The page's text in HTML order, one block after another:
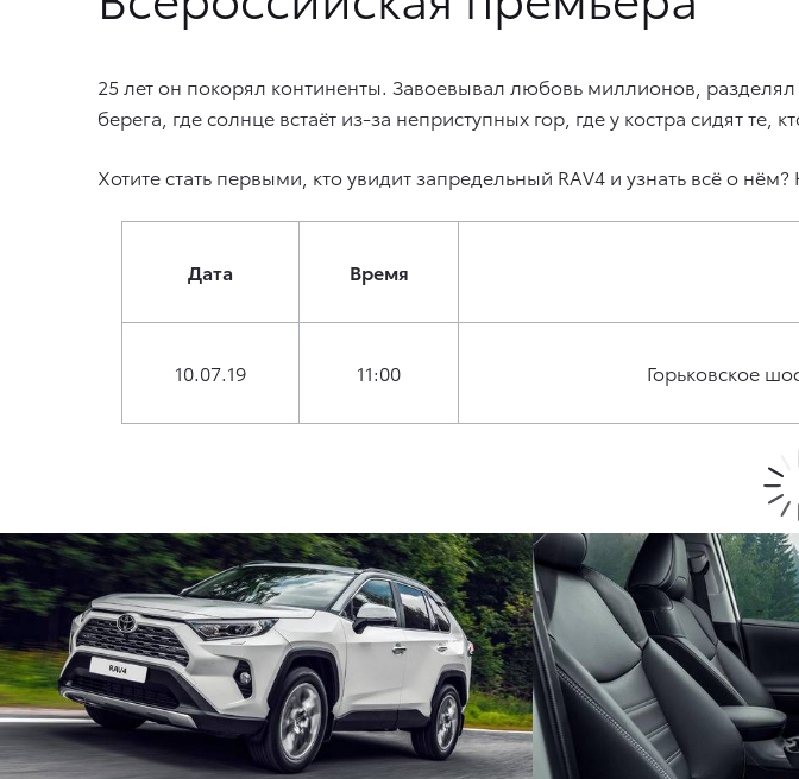
25 лет он покорял континенты. Завоевывал любовь миллионов,
берега, где солнце встаёт из-за неприступных гор, где у костра сидят
Хотите стать первыми, кто увидит запредельный RAV4 и узнать всё о
Дата Время
10.07.19 11:00 Горьковское